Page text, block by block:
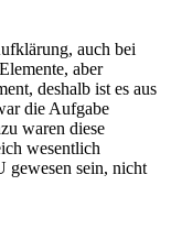
auch bei
aber
deshalb ist es aus
die Aufgabe
waren diese
wesentlich
gewesen sein, nicht